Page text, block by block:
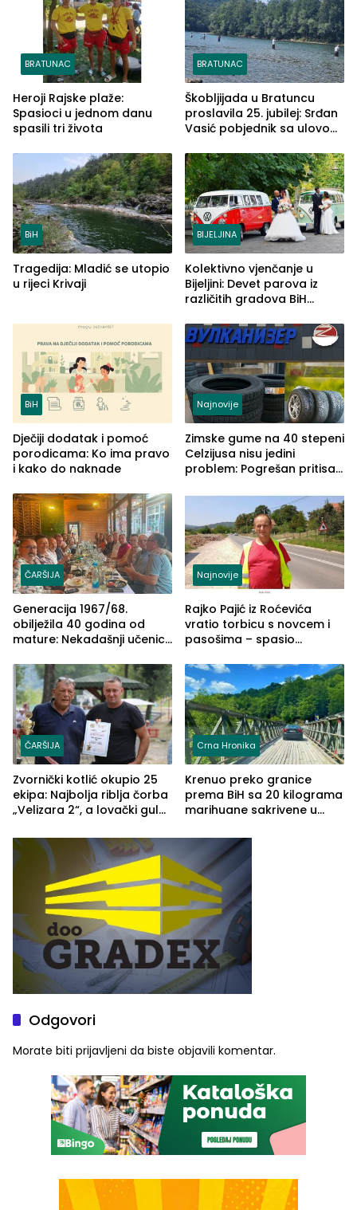
BRATUNAC
Heroji Rajske plaže:
Spasioci u jednom danu
spasili tri života
BRATUNAC
Škobljijada u Bratuncu
proslavila 25. jubilej: Srđan
Vasić pobjednik sa ulovom
BiH
Tragedija: Mladić se utopio
u rijeci Krivaji
BIJELJINA
Kolektivno vjenčanje u
Bijeljini: Devet parova iz
različitih gradova BiH
BiH
Dječiji dodatak i pomoć
porodicama: Ko ima pravo
i kako do naknade
Najnovije
Zimske gume na 40 stepeni
Celzijusa nisu jedini
problem: Pogrešan pritisak
ČARŠIJA
Generacija 1967/68.
obilježila 40 godina od
mature: Nekadašnji učenici
(FOTO)
Najnovije
Rajko Pajić iz Roćevića
vratio torbicu s novcem i
pasošima – spasio
Grčkoj
ČARŠIJA
Zvornički kotlić okupio 25
ekipa: Najbolja riblja čorba
„Velizara 2“, a lovački gulaš
Crna Hronika
Krenuo preko granice
prema BiH sa 20 kilograma
marihuane sakrivene u
Odgovori
Morate biti prijavljeni da biste objavili komentar.